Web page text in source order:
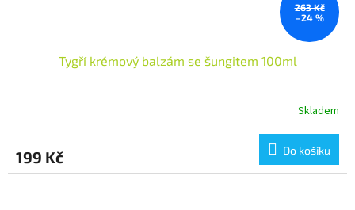
263 Kč
–24 %
Tygří krémový balzám se šungitem 100ml
Skladem
199 Kč Do košíku